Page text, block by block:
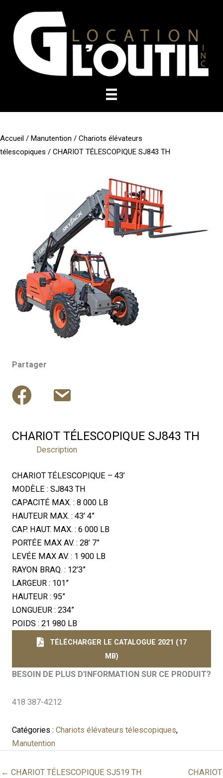
contenu
Accueil / Manutention / Chariots élévateurs
télescopiques / CHARIOT TÉLESCOPIQUE SJ843 TH
Partager
CHARIOT TÉLESCOPIQUE SJ843 TH
Description
CHARIOT TÉLESCOPIQUE – 43’
MODÈLE : SJ843 TH
CAPACITÉ MAX. : 8 000 LB
HAUTEUR MAX. : 43’ 4”
CAP. HAUT. MAX. : 6 000 LB
PORTÉE MAX AV. : 28’ 7”
LEVÉE MAX AV. : 1 900 LB
RAYON BRAQ. : 12’3”
LARGEUR : 101”
HAUTEUR : 95”
LONGUEUR : 234”
POIDS : 21 980 LB
TÉLÉCHARGER LE CATALOGUE 2021 (17
MB)
BESOIN DE PLUS D'INFORMATION SUR CE PRODUIT?
418 387-4212
Catégories : Chariots élévateurs télescopiques,
Manutention
← CHARIOT TÉLESCOPIQUE SJ519 TH
CHARIOT